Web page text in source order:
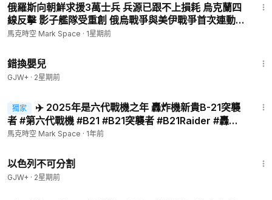
聯的Kh-35反艦導彈，研製出金星3號導彈，射程為250公里左
右。
#導彈 #朝鮮
-
🤝 合作邀約、意見反饋 👉🏻markspacetime@gmail.com
💪🏻 贊助支持：https://donorbox.org/mark-space-1
💎 【馬克時空】其他平台，歡迎大家關注✨✨✨
🌍 乾淨世界 ➡️
俄羅斯向朝鮮求援3萬士兵 兵源已跟不上損耗 烏克蘭四
線反擊 影子艦隊受重創 俄烏戰爭與美伊戰爭首次連動 #
朝鮮士兵 #朝鮮援俄 #俄烏戰爭 #烏克蘭無人機 #烏克蘭
馬克時空 Mark Space · 1星期前
錯換嬰兒
GJW+ · 2星期前
獨家
✈️ 2025年是六代戰機之年 轟炸機新貴B-21突襲
者 #第六代戰機 #B21 #B21突襲者 #B21Raider #轟炸
機 #隱形紅轟炸機 #軍事 | 03/29【馬克時空 獨家】
馬克時空 Mark Space · 1年前
以色列不可分割
GJW+ · 2星期前